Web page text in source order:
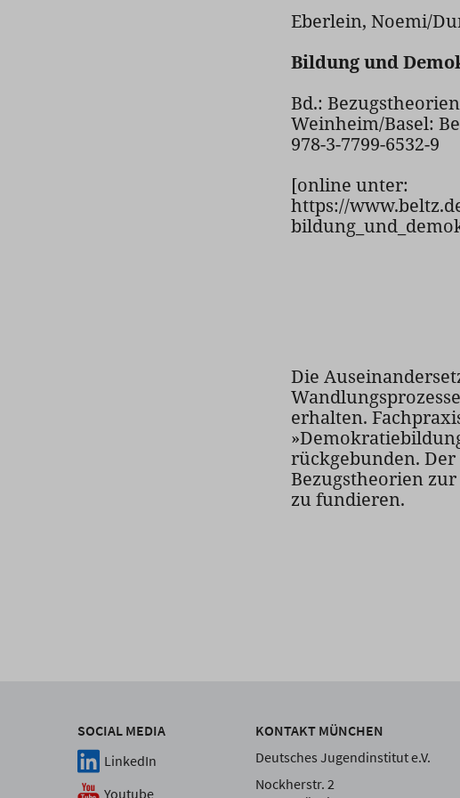
Eberlein, Noemi/
Bildung und
Bd.:
Weinheim/Basel:
978-3-7799-6532-9
[online unter:
https://
Die
erhalten.
rückgebunden.
Bezugstheorien
zu fundieren.
SOCIAL MEDIA
LinkedIn
Youtube
KONTAKT MÜNCHEN
Deutsches Jugendinstitut e.V.
Nockherstr. 2